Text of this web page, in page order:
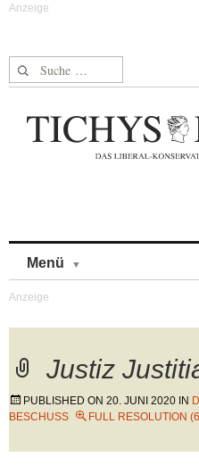
Suche nach:
Menü
Justiz
PUBLISHED ON 20. JUNI 2020 IN
BESCHUSS
FULL RESOLUTION